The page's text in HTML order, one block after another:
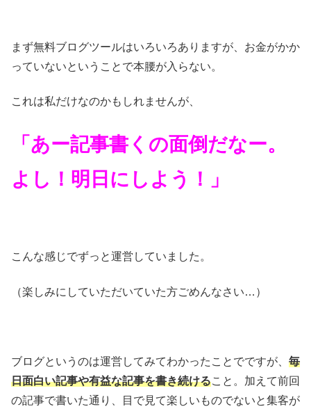
まず無料ブログツールはいろいろありますが、お金がかか
っていないということで本腰が入らない。
これは私だけなのかもしれませんが、
「あー記事書くの面倒だなー。
よし！明日にしよう！」
こんな感じでずっと運営していました。
（楽しみにしていただいていた方ごめんなさい…）
ブログというのは運営してみてわかったことでですが、 毎
日面白い記事や有益な記事を書き続けること。加えて前回
の記事で書いた通り、目で見て楽しいものでないと集客が